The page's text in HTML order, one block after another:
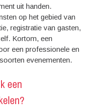
uit handen.
op het gebied van
registratie van gasten,
Kortom, een
een professionele en
evenementen.
een